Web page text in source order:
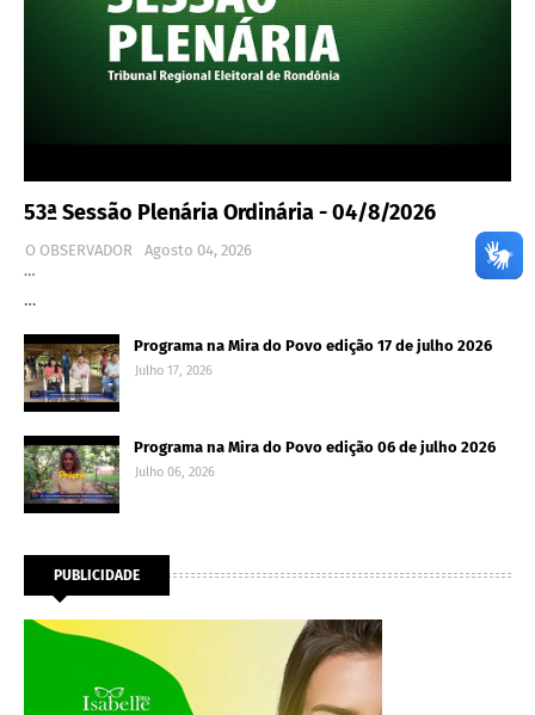
53ª Sessão Plenária Ordinária - 04/8/2026
O OBSERVADOR
Agosto 04, 2026
…
…
Programa na Mira do Povo edição 17 de julho 2026
Julho 17, 2026
Programa na Mira do Povo edição 06 de julho 2026
Julho 06, 2026
PUBLICIDADE